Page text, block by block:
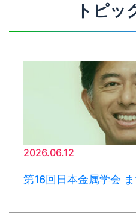
トピッ
2026.06.12
第16回日本金属学会